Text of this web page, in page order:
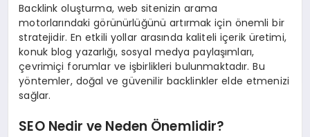
Backlink oluşturma, web sitenizin arama
motorlarındaki görünürlüğünü artırmak için önemli bir
stratejidir. En etkili yollar arasında kaliteli içerik üretimi,
konuk blog yazarlığı, sosyal medya paylaşımları,
çevrimiçi forumlar ve işbirlikleri bulunmaktadır. Bu
yöntemler, doğal ve güvenilir backlinkler elde etmenizi
sağlar.
SEO Nedir ve Neden Önemlidir?